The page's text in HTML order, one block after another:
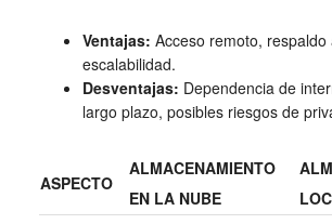
Ventajas: Acceso remoto, respaldo
escalabilidad.
Desventajas: Dependencia de
largo plazo, posibles riesgos de
ASPECTO
ALMACENAMIENTO
EN LA NUBE